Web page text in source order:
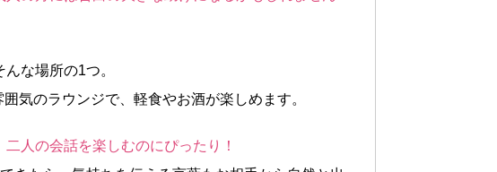
な場所の1つ。
気のラウンジで、軽食やお酒が楽しめます。
人の会話を楽しむのにぴったり！